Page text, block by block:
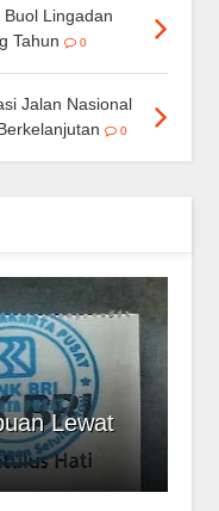
Lingadan
Tahun
0
Jalan Nasional
0
Lewat